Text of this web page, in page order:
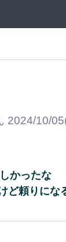
2024/10/
かったな
ど頼りにな